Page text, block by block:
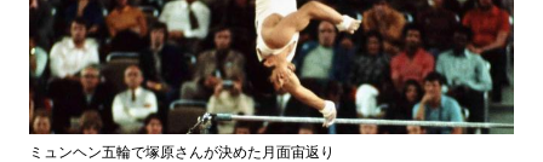
ミュンヘン五輪で塚原さんが決めた月面宙返り